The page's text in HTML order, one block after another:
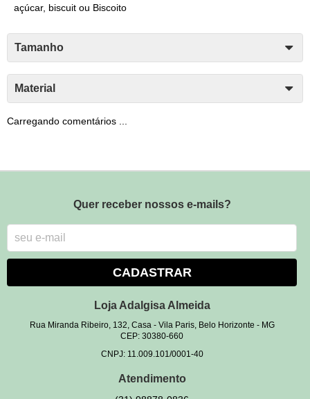
açúcar, biscuit ou Biscoito
Tamanho
Material
Carregando comentários ...
Quer receber nossos e-mails?
CADASTRAR
Loja Adalgisa Almeida
Rua Miranda Ribeiro, 132, Casa- Vila Paris, Belo Horizonte - MG
CEP: 30380-660
CNPJ: 11.009.101/0001-40
Atendimento